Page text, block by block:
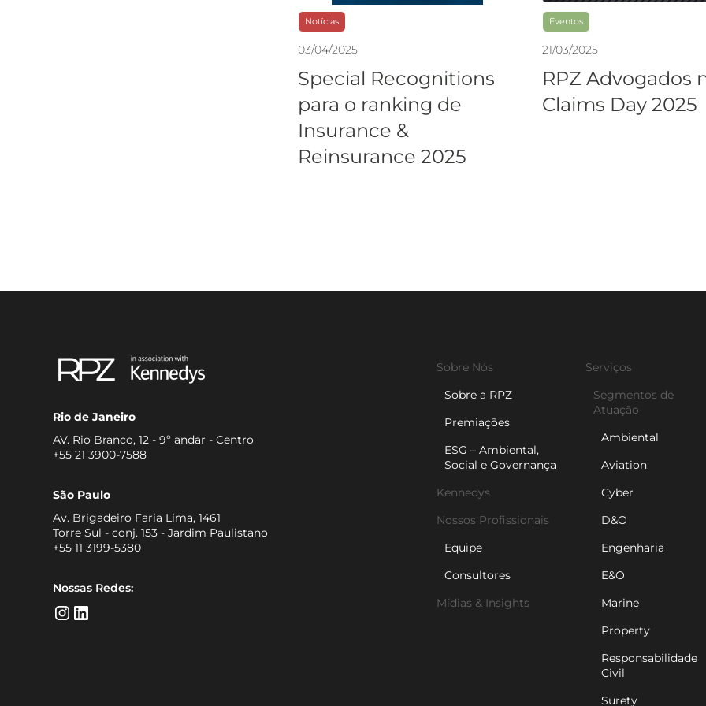
Notícias
03/04/2025
Special Recognitions
para o ranking de
Insurance &
Reinsurance 2025
Eventos
21/03/2025
RPZ Advogados
Claims Day 2025
Rio de Janeiro
AV. Rio Branco, 12 - 9º andar - Centro
+55 21 3900-7588
São Paulo
Av. Brigadeiro Faria Lima, 1461
Torre Sul - conj. 153 - Jardim Paulistano
+55 11 3199-5380
Nossas Redes:
Sobre Nós
Sobre a RPZ
Premiações
ESG – Ambiental,
Social e Governança
Kennedys
Nossos Profissionais
Equipe
Consultores
Mídias & Insights
Serviços
Segmentos de
Atuação
Ambiental
Aviation
Cyber
D&O
Engenharia
E&O
Marine
Property
Responsabilidade
Civil
Surety